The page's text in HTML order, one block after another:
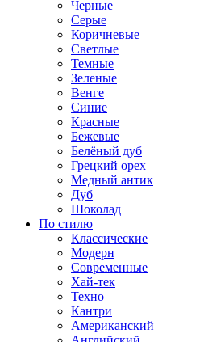
Черные
Серые
Коричневые
Светлые
Темные
Зеленые
Венге
Синие
Красные
Бежевые
Белёный дуб
Грецкий орех
Медный антик
Дуб
Шоколад
По стилю
Классические
Модерн
Современные
Хай-тек
Техно
Кантри
Американский